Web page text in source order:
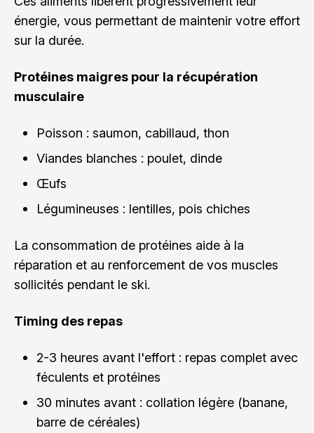
énergie, vous permettant de maintenir votre effort
sur la durée.
Protéines maigres pour la récupération
musculaire
Poisson : saumon, cabillaud, thon
Viandes blanches : poulet, dinde
Œufs
Légumineuses : lentilles, pois chiches
La consommation de protéines aide à la
réparation et au renforcement de vos muscles
sollicités pendant le ski.
Timing des repas
2-3 heures avant l'effort : repas complet avec
féculents et protéines
30 minutes avant : collation légère (banane,
barre de céréales)